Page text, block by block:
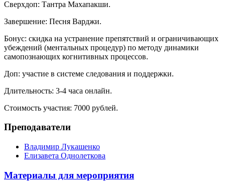
Сверхдоп: Тантра Махапакши.
Завершение: Песня Варджи.
Бонус: скидка на устранение препятствий и ограничивающих
убеждений (ментальных процедур) по методу динамики
самопознающих когнитивных процессов.
Доп: участие в системе следования и поддержки.
Длительность: 3-4 часа онлайн.
Стоимость участия: 7000 рублей.
Преподаватели
Владимир Лукашенко
Елизавета Однолеткова
Материалы для мероприятия